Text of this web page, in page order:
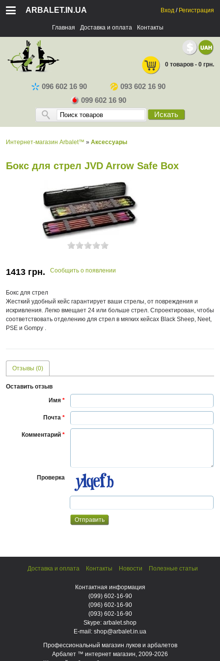
ARBALET.IN.UA
Главная Доставка и оплата Контакты
Вход / Регистрация
096 602 16 90
093 602 16 90
099 602 16 90
Искать
0 товаров - 0 грн.
Интернет-магазин Arbalet™ » Аксессуары
Бокс для стрел JVD Arrow Safe Box
1413 грн. Сообщить о появлении
Бокс для стрел
Жесткий удобный кейс гарантирует ваши стрелы, от повреждения и
искривления. Легко вмещает 24 или больше стрел. Спроектирован, чтобы
соответствовать отделению для стрел в мягких кейсах Black Sheep, Neet,
PSE и Gompy .
Отзывы (0)
Оставить отзыв
Имя *
Почта *
Комментарий *
Проверка
Профессиональный магазин луков и арбалетов
Арбалет ™ интернет магазин, 2009-2026
Доставка и оплата Контакты Новости Полезные статьи
Контактная информация
(099) 602-16-90
(096) 602-16-90
(093) 602-16-90
Skype: arbalet.shop
E-mail: shop@arbalet.in.ua